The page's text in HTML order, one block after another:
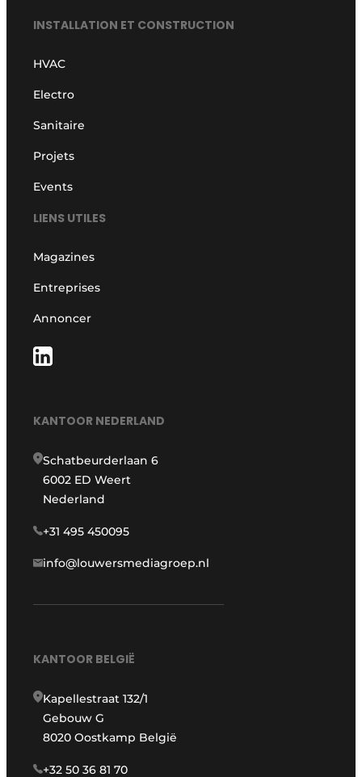
INSTALLATION ET CONSTRUCTION
HVAC
Electro
Sanitaire
Projets
Events
LIENS UTILES
Magazines
Entreprises
Annoncer
KANTOOR NEDERLAND
Schatbeurderlaan 6
6002 ED Weert
Nederland
+31 495 450095
info@louwersmediagroep.nl
KANTOOR BELGIË
Kapellestraat 132/1
Gebouw G
8020 Oostkamp België
+32 50 36 81 70